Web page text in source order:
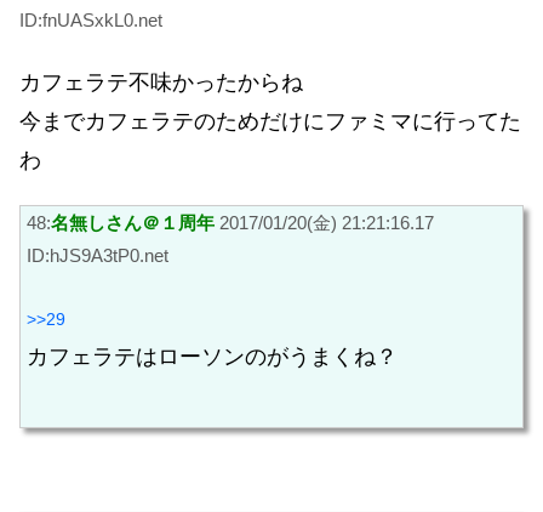
ID:fnUASxkL0.net
カフェラテ不味かったからね
今までカフェラテのためだけにファミマに行ってた
わ
48:名無しさん＠１周年 2017/01/20(金) 21:21:16.17
ID:hJS9A3tP0.net
>>29
カフェラテはローソンのがうまくね？